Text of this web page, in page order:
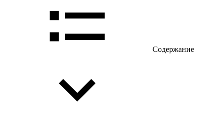
Содержание